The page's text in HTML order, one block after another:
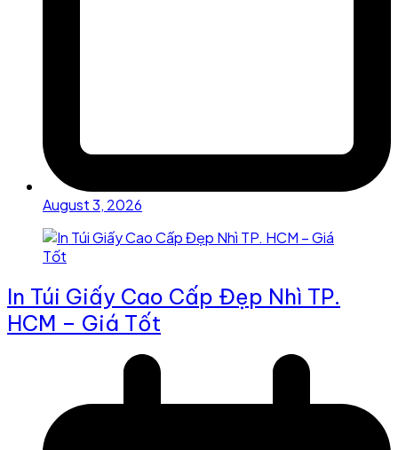
August 3, 2026
In Túi Giấy Cao Cấp Đẹp Nhì TP.
HCM – Giá Tốt